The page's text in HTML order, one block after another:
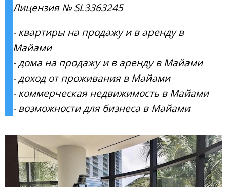
Лицензия № SL3363245
- квартиры на продажу и в аренду в
Майами
- дома на продажу и в аренду в Майами
- доход от проживания в Майами
- коммерческая недвижимость в Майами
- возможности для бизнеса в Майами